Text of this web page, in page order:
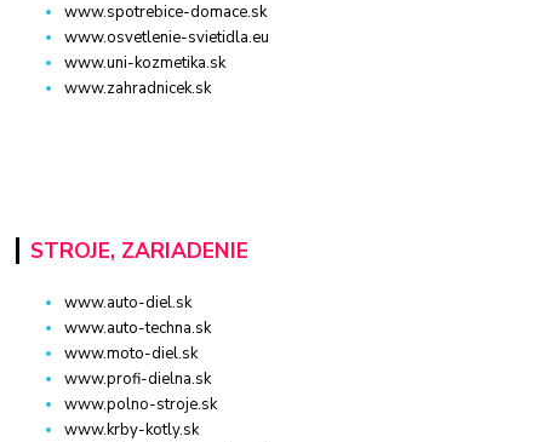
www.spotrebice-domace.sk
www.osvetlenie-svietidla.eu
www.uni-kozmetika.sk
www.zahradnicek.sk
STROJE, ZARIADENIE
www.auto-diel.sk
www.auto-techna.sk
www.moto-diel.sk
www.profi-dielna.sk
www.polno-stroje.sk
www.krby-kotly.sk